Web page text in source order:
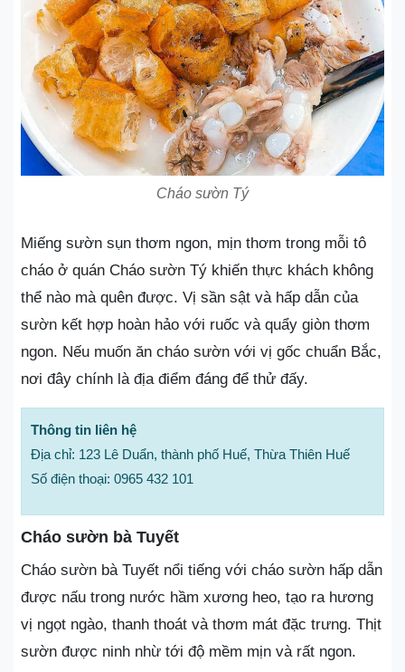
Cháo sườn Tý
Miếng sườn sụn thơm ngon, mịn thơm trong mỗi tô
cháo ở quán Cháo sườn Tý khiến thực khách không
thể nào mà quên được. Vị sần sật và hấp dẫn của
sườn kết hợp hoàn hảo với ruốc và quẩy giòn thơm
ngon. Nếu muốn ăn cháo sườn với vị gốc chuẩn Bắc,
nơi đây chính là địa điểm đáng để thử đấy.
Thông tin liên hệ
Địa chỉ: 123 Lê Duẩn, thành phố Huế, Thừa Thiên Huế
Số điện thoại: 0965 432 101
Cháo sườn bà Tuyết
Cháo sườn bà Tuyết nổi tiếng với cháo sườn hấp dẫn
được nấu trong nước hầm xương heo, tạo ra hương
vị ngọt ngào, thanh thoát và thơm mát đặc trưng. Thịt
sườn được ninh nhừ tới độ mềm mịn và rất ngon.